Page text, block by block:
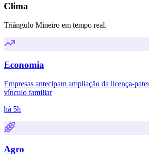
Clima
Triângulo Mineiro em tempo real.
Economia
Empresas antecipam ampliação da licença-
vínculo familiar
há 5h
Agro